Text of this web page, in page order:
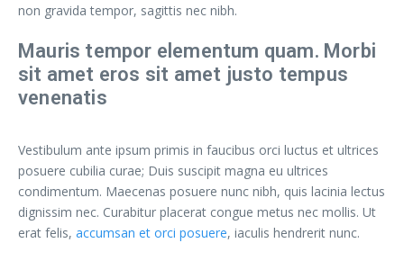
non gravida tempor, sagittis nec nibh.
Mauris tempor elementum quam. Morbi
sit amet eros sit amet justo tempus
venenatis
Vestibulum ante ipsum primis in faucibus orci luctus et ultrices
posuere cubilia curae; Duis suscipit magna eu ultrices
condimentum. Maecenas posuere nunc nibh, quis lacinia lectus
dignissim nec. Curabitur placerat congue metus nec mollis. Ut
erat felis, accumsan et orci posuere, iaculis hendrerit nunc.